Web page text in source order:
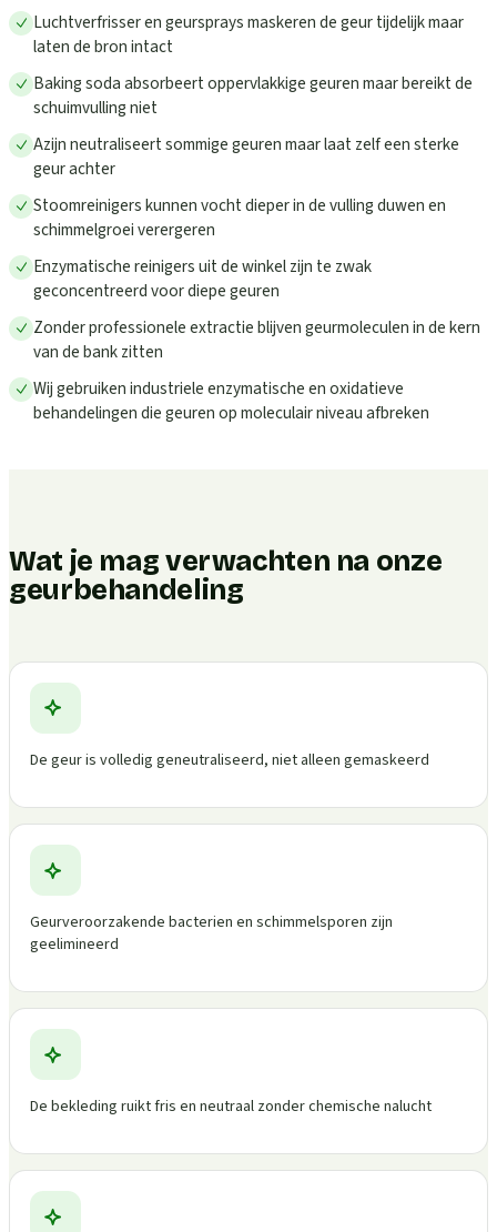
Luchtverfrisser en geursprays maskeren de geur tijdelijk maar
laten de bron intact
Baking soda absorbeert oppervlakkige geuren maar bereikt de
schuimvulling niet
Azijn neutraliseert sommige geuren maar laat zelf een sterke
geur achter
Stoomreinigers kunnen vocht dieper in de vulling duwen en
schimmelgroei verergeren
Enzymatische reinigers uit de winkel zijn te zwak
geconcentreerd voor diepe geuren
Zonder professionele extractie blijven geurmoleculen in de kern
van de bank zitten
Wij gebruiken industriele enzymatische en oxidatieve
behandelingen die geuren op moleculair niveau afbreken
Wat je mag verwachten na onze
geurbehandeling
De geur is volledig geneutraliseerd, niet alleen gemaskeerd
Geurveroorzakende bacterien en schimmelsporen zijn
geelimineerd
De bekleding ruikt fris en neutraal zonder chemische nalucht